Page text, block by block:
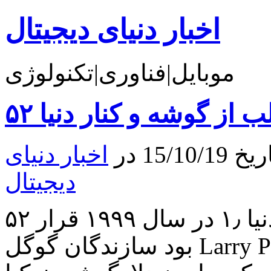
اخبار دنیای دیجیتال
موبایل|فناوری|تکنولوژی
از گوشه و کنار دنیا
در
اخبار دنیای
دیجیتال
۵۲ حقیقت جالب از گوشه و کنار دنیا ۱٫ در سال ۱۹۹۹ قرار
بود سازندگان گوگل Larry Page, Sergey Brin سایت گوگل را